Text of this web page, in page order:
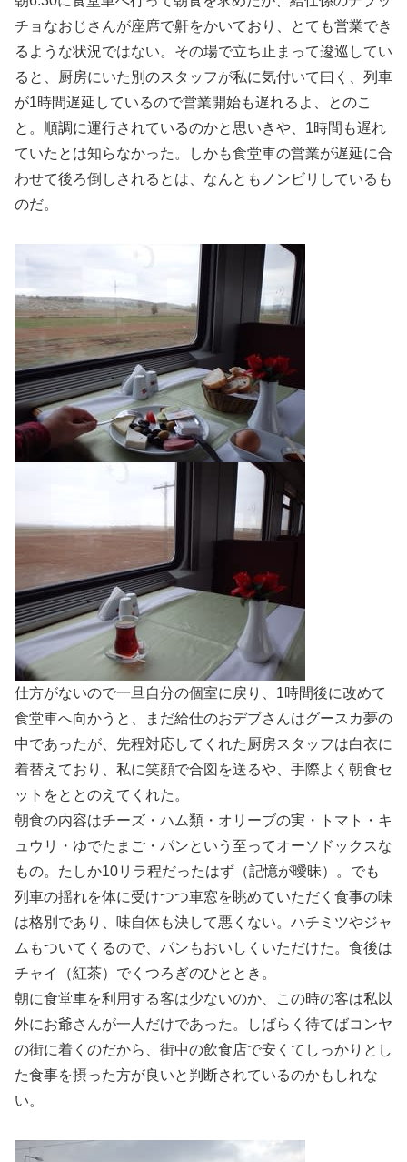
チョなおじさんが座席で鼾をかいており、とても営業でき
るような状況ではない。その場で立ち止まって逡巡してい
ると、厨房にいた別のスタッフが私に気付いて曰く、列車
が1時間遅延しているので営業開始も遅れるよ、とのこ
と。順調に運行されているのかと思いきや、1時間も遅れ
ていたとは知らなかった。しかも食堂車の営業が遅延に合
わせて後ろ倒しされるとは、なんともノンビリしているも
のだ。
仕方がないので一旦自分の個室に戻り、1時間後に改めて
食堂車へ向かうと、まだ給仕のおデブさんはグースカ夢の
中であったが、先程対応してくれた厨房スタッフは白衣に
着替えており、私に笑顔で合図を送るや、手際よく朝食セ
ットをととのえてくれた。
朝食の内容はチーズ・ハム類・オリーブの実・トマト・キ
ュウリ・ゆでたまご・パンという至ってオーソドックスな
もの。たしか10リラ程だったはず（記憶が曖昧）。でも
列車の揺れを体に受けつつ車窓を眺めていただく食事の味
は格別であり、味自体も決して悪くない。ハチミツやジャ
ムもついてくるので、パンもおいしくいただけた。食後は
チャイ（紅茶）でくつろぎのひととき。
朝に食堂車を利用する客は少ないのか、この時の客は私以
外にお爺さんが一人だけであった。しばらく待てばコンヤ
の街に着くのだから、街中の飲食店で安くてしっかりとし
た食事を摂った方が良いと判断されているのかもしれな
い。